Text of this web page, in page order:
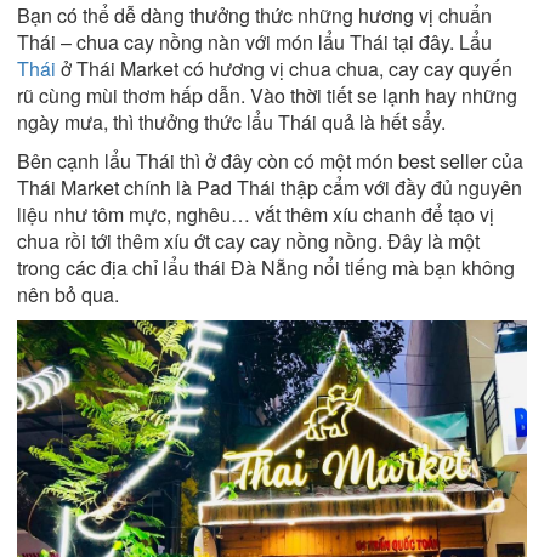
Bạn có thể dễ dàng thưởng thức những hương vị chuẩn
Thái – chua cay nồng nàn với món lẩu Thái tại đây. Lẩu
Thái ở Thái Market có hương vị chua chua, cay cay quyến
rũ cùng mùi thơm hấp dẫn. Vào thời tiết se lạnh hay những
ngày mưa, thì thưởng thức lẩu Thái quả là hết sẩy.
Bên cạnh lẩu Thái thì ở đây còn có một món best seller của
Thái Market chính là Pad Thái thập cẩm với đầy đủ nguyên
liệu như tôm mực, nghêu… vắt thêm xíu chanh để tạo vị
chua rồi tới thêm xíu ớt cay cay nồng nồng. Đây là một
trong các địa chỉ lẩu thái Đà Nẵng nổi tiếng mà bạn không
nên bỏ qua.